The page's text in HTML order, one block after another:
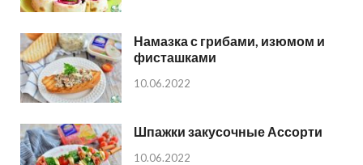
Намазка с грибами, изюмом и
фисташками
10.06.2022
Шпажки закусочные Ассорти
10.06.2022